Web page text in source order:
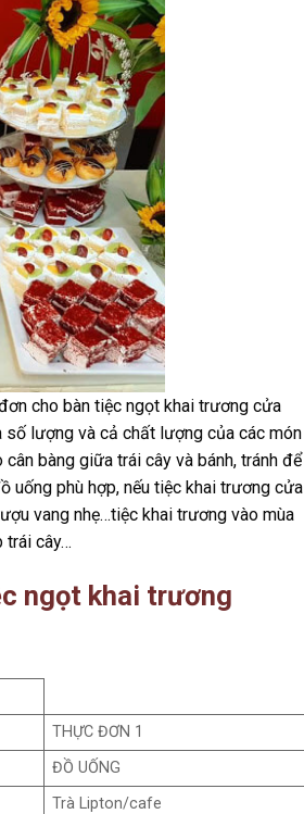
cho bàn tiệc ngọt khai trương cửa
số lượng và cả chất lượng của các món
bàng giữa trái cây và bánh, tránh để
uống phù hợp, nếu tiệc khai trương cửa
vang nhẹ…tiệc khai trương vào mùa
trái cây…
ngọt khai trương
THỰC ĐƠN 1
ĐỒ UỐNG
Trà Lipton/cafe